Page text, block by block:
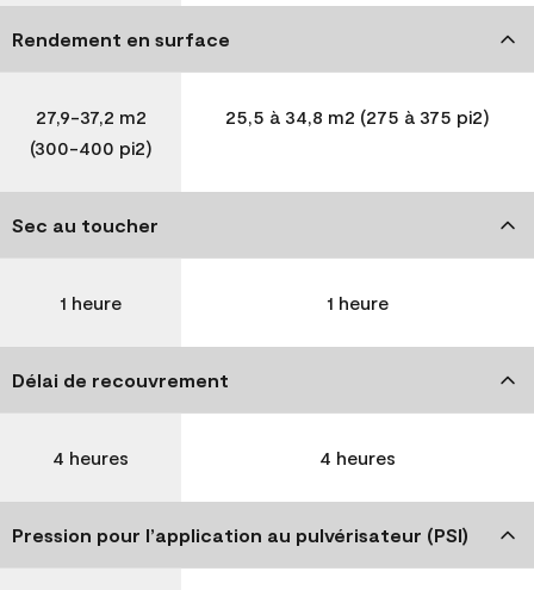
Rendement en surface
27,9-37,2 m2
(300-400 pi2)
25,5 à 34,8 m2 (275 à 375 pi2)
Sec au toucher
1 heure 1 heure
Délai de recouvrement
4 heures 4 heures
Pression pour l’application au pulvérisateur (PSI)